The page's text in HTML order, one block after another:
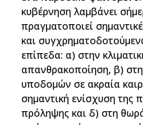
κυβέρνηση λαμβάνει
πραγματοποιεί
και
επίπεδα: α) στην
απανθρακοποίηση, β)
υποδομών σε ακραία
σημαντική ενίσχυση της
πρόληψης και δ) στη